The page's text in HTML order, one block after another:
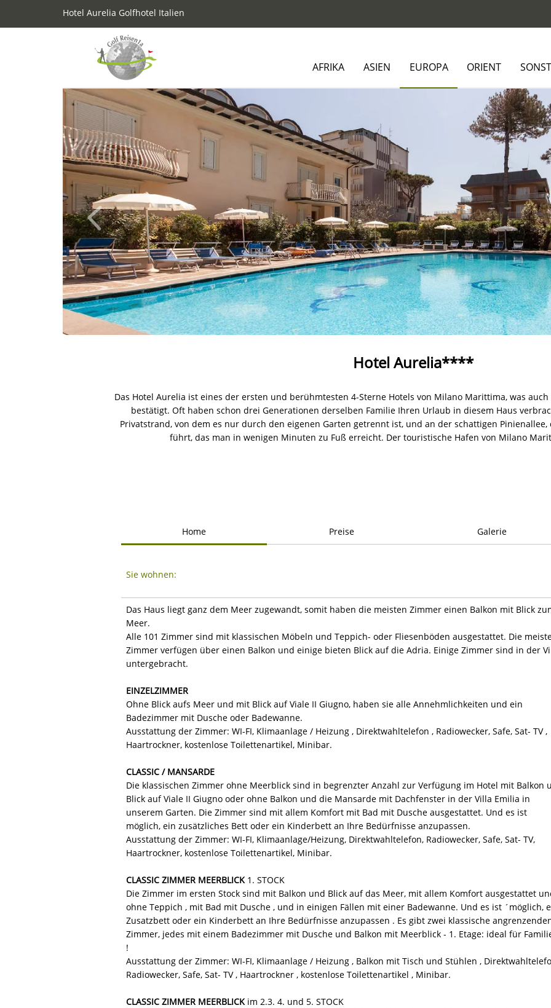
Hotel Aurelia Golfhotel Italien
AFRIKA ASIEN EUROPA ORIENT
Previous
Hotel Aurelia****
Das Hotel Aurelia ist eines der ersten und berühmtesten 4-Sterne Hotels von Milano Marittima, was
bestätigt. Oft haben schon drei Generationen derselben Familie Ihren Urlaub in diesem Haus
Privatstrand, von dem es nur durch den eigenen Garten getrennt ist, und an der schattigen
führt, das man in wenigen Minuten zu Fuß erreicht. Der touristische Hafen von Milano
Home Preise Galerie
Sie wohnen:
Das Haus liegt ganz dem Meer zugewandt, somit haben die meisten Zimmer einen Balkon mit Blick
Meer.
Alle 101 Zimmer sind mit klassischen Möbeln und Teppich- oder Fliesenböden ausgestattet. Die
Zimmer verfügen über einen Balkon und einige bieten Blick auf die Adria. Einige Zimmer sind in der
untergebracht.
EINZELZIMMER
Ohne Blick aufs Meer und mit Blick auf Viale II Giugno, haben sie alle Annehmlichkeiten und ein
Badezimmer mit Dusche oder Badewanne.
Ausstattung der Zimmer: WI-FI, Klimaanlage / Heizung , Direktwahltelefon , Radiowecker, Safe, Sat- TV ,
Haartrockner, kostenlose Toilettenartikel, Minibar.
CLASSIC / MANSARDE
Die klassischen Zimmer ohne Meerblick sind in begrenzter Anzahl zur Verfügung im Hotel mit Balkon
Blick auf Viale II Giugno oder ohne Balkon und die Mansarde mit Dachfenster in der Villa Emilia in
unserem Garten. Die Zimmer sind mit allem Komfort mit Bad mit Dusche ausgestattet. Und es ist
möglich, ein zusätzliches Bett oder ein Kinderbett an Ihre Bedürfnisse anzupassen.
Ausstattung der Zimmer: WI-FI, Klimaanlage/Heizung, Direktwahltelefon, Radiowecker, Safe, Sat- TV,
Haartrockner, kostenlose Toilettenartikel, Minibar.
CLASSIC ZIMMER MEERBLICK 1. STOCK
Die Zimmer im ersten Stock sind mit Balkon und Blick auf das Meer, mit allem Komfort ausgestattet
ohne Teppich , mit Bad mit Dusche , und in einigen Fällen mit einer Badewanne. Und es ist ´möglich,
Zusatzbett oder ein Kinderbett an Ihre Bedürfnisse anzupassen . Es gibt zwei klassische
Zimmer, jedes mit einem Badezimmer mit Dusche und Balkon mit Meerblick - 1. Etage: ideal für
!
Ausstattung der Zimmer: WI-FI, Klimaanlage / Heizung , Balkon mit Tisch und Stühlen ,
Radiowecker, Safe, Sat- TV , Haartrockner , kostenlose Toilettenartikel , Minibar.
CLASSIC ZIMMER MEERBLICK im 2.3. 4. und 5. STOCK